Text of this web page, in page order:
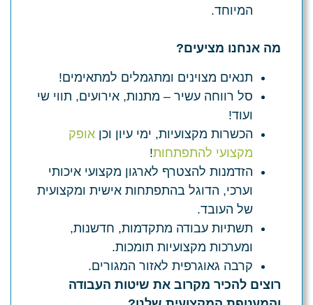
המיוחד.
מה אנחנו מציעים?
תנאים מצוינים ומתגמלים למתאימים!
סל רווחה עשיר – מתנות, אירועים, תווי שי
ועוד!
הכשרות מקצועיות, ימי עיון וכן אופק
מקצועי להתפתחות!
הזדמנות להצטרף לארגון מקצועי איכותי
וערכי, הדוגל בהתפתחות אישית ומקצועית
של העובד.
תשתיות עבודה מתקדמות, חדשנות,
ומערכות מקצועיות תומכות.
קרבה גאוגרפית לאזור המגורים.
רוצים להכיר מקרוב את שיטות העבודה